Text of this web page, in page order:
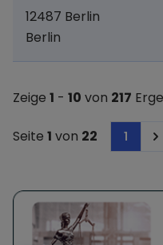
Labordiagnostik
12487 Berlin
Berlin
Zeige 1 - 10 von 217
Seite 1 von 22 1